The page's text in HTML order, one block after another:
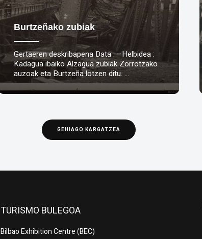
Burtzeñako zubiak
Gertaeren deskribapena Data : –Helbidea :
Kadagua ibaiko Alzagua zubiak Zorrotzako
auzoak eta Burtzeña lotzen ditu. …
GEHIAGO KARGATZEA
TURISMO BULEGOA
Bilbao Exhibition Centre (BEC)